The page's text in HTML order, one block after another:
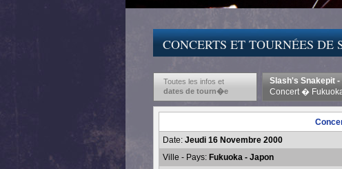
CONCERTS ET TOURNÉES DE
Toutes les infos et
dates de tourn�e
Slash's Snakepit
Concert �
Date: Jeudi 16 Novembre 2000
Ville - Pays: Fukuoka - Japon